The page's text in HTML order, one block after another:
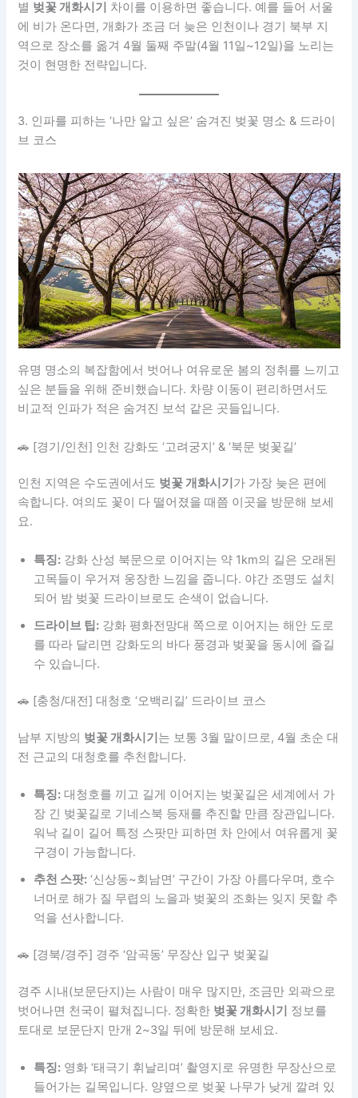
별 벚꽃 개화시기
차이를 이용하면 좋습니다. 예를 들어 서울
에 비가 온다면, 개화가 조금 더 늦은 인천이나 경기 북부 지
역으로 장소를 옮겨 4월 둘째 주말(4월 11일~12일)을 노리는
것이 현명한 전략입니다.
3. 인파를 피하는 ‘나만 알고 싶은’ 숨겨진 벚꽃 명소 & 드라이
브 코스
유명 명소의 복잡함에서 벗어나 여유로운 봄의 정취를 느끼고
싶은 분들을 위해 준비했습니다. 차량 이동이 편리하면서도
비교적 인파가 적은 숨겨진 보석 같은 곳들입니다.
🚗 [경기/인천] 인천 강화도 ‘고려궁지’ & ‘북문 벚꽃길’
인천 지역은 수도권에서도 벚꽃 개화시기 가 가장 늦은 편에
속합니다. 여의도 꽃이 다 떨어졌을 때쯤 이곳을 방문해 보세
요.
특징: 강화 산성 북문으로 이어지는 약 1km의 길은 오래된
고목들이 우거져 웅장한 느낌을 줍니다. 야간 조명도 설치
되어 밤 벚꽃 드라이브로도 손색이 없습니다.
드라이브 팁: 강화 평화전망대 쪽으로 이어지는 해안 도로
를 따라 달리면 강화도의 바다 풍경과 벚꽃을 동시에 즐길
수 있습니다.
🚗 [충청/대전] 대청호 ‘오백리길’ 드라이브 코스
남부 지방의 벚꽃 개화시기 는 보통 3월 말이므로, 4월 초순 대
전 근교의 대청호를 추천합니다.
특징: 대청호를 끼고 길게 이어지는 벚꽃길은 세계에서 가
장 긴 벚꽃길로 기네스북 등재를 추진할 만큼 장관입니다.
워낙 길이 길어 특정 스팟만 피하면 차 안에서 여유롭게 꽃
구경이 가능합니다.
추천 스팟: ‘신상동~회남면’ 구간이 가장 아름다우며, 호수
너머로 해가 질 무렵의 노을과 벚꽃의 조화는 잊지 못할 추
억을 선사합니다.
🚗 [경북/경주] 경주 ‘암곡동’ 무장산 입구 벚꽃길
경주 시내(보문단지)는 사람이 매우 많지만, 조금만 외곽으로
벗어나면 천국이 펼쳐집니다. 정확한 벚꽃 개화시기
정보를
토대로 보문단지 만개 2~3일 뒤에 방문해 보세요.
특징: 영화 ‘태극기 휘날리며’ 촬영지로 유명한 무장산으로
들어가는 길목입니다. 양옆으로 벚꽃 나무가 낮게 깔려 있